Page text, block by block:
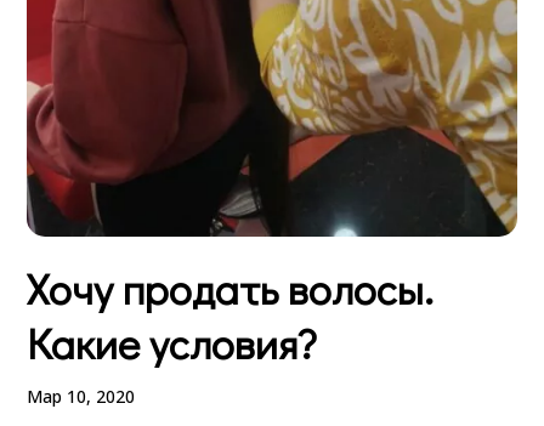
Хочу продать волосы.
Какие условия?
Мар 10, 2020